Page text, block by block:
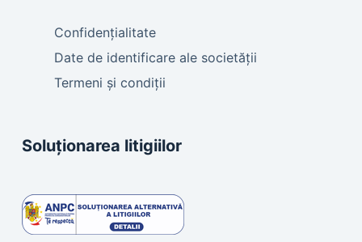
Confidențialitate
Date de identificare ale societății
Termeni și condiții
Soluționarea litigiilor